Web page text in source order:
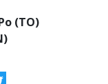
(TO)